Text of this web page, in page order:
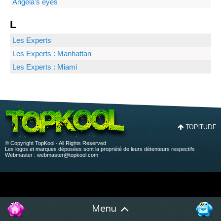
Menu
Angela’s eyes
L
Les Experts
Les Experts : Manhattan
Les Experts : Miami
TOPITUDE
© Copyright TopKool - All Rights Reserved
Les logos et marques déposées sont la propriété de leurs détenteurs respectifs
Webmaster : webmaster@topkool.com